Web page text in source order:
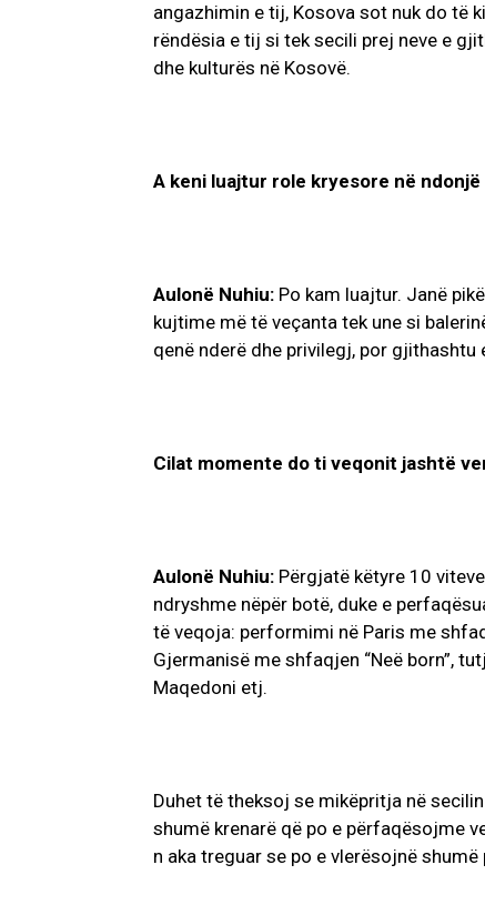
angazhimin e tij, Kosova sot nuk do të
rëndësia e tij si tek secili prej neve e
dhe kulturës në Kosovë.
A keni luajtur role kryesore në
Aulonë Nuhiu: Po kam luajtur. Janë
kujtime më të veçanta tek une si
qenë nderë dhe privilegj, por gjithashtu
Cilat momente do ti veqonit jashtë
Aulonë Nuhiu: Përgjatë këtyre 10
ndryshme nëpër botë, duke e
të veqoja: performimi në Paris me
Gjermanisë me shfaqjen “Neë born”,
Maqedoni etj.
Duhet të theksoj se mikëpritja në
shumë krenarë që po e përfaqësojme
n aka treguar se po e vlerësojnë